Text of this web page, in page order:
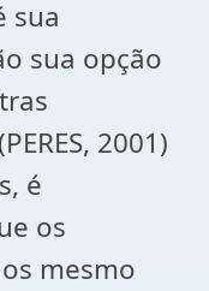
sua
sua opção
2001)
é
os
mesmo